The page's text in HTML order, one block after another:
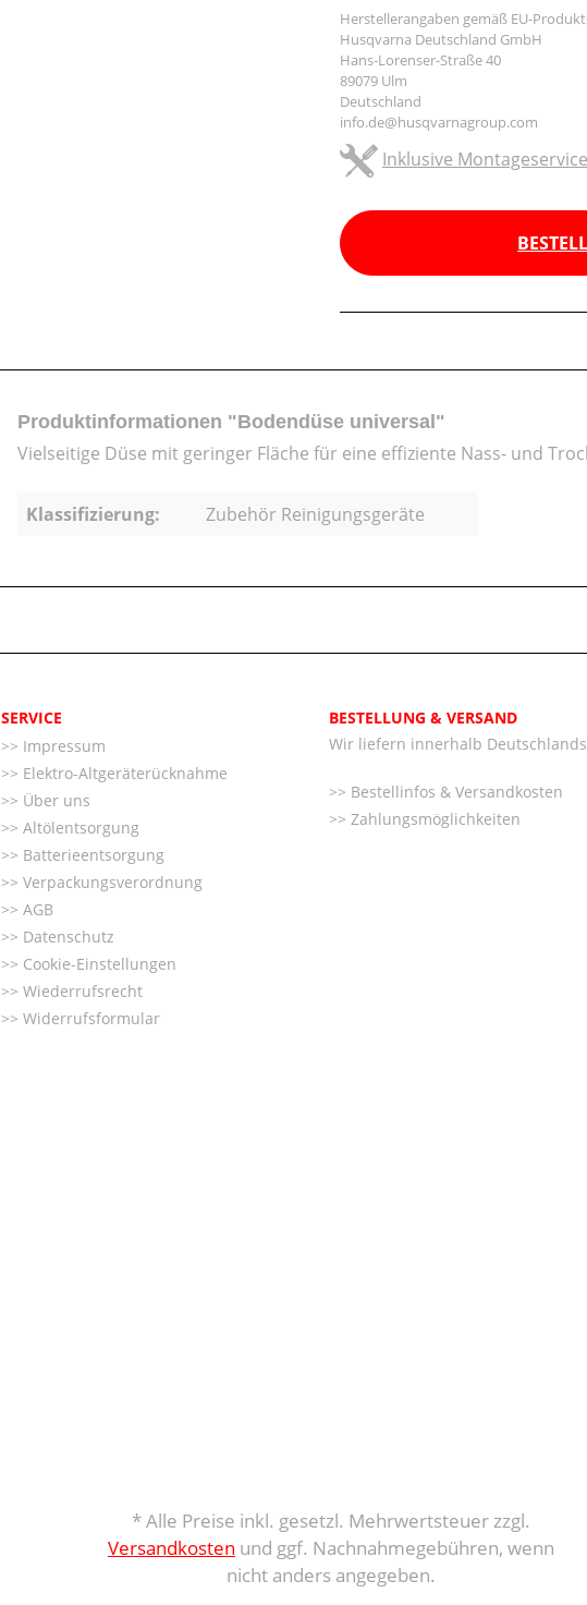
Herstellerangaben gemäß EU-
Husqvarna Deutschland GmbH
Hans-Lorenser-Straße 40
89079 Ulm
Deutschland
info.de@husqvarnagroup.com
Inklusive
Produktinformationen "Bodendüse universal"
Vielseitige Düse mit geringer Fläche für eine effiziente Nass- und
Klassifizierung: Zubehör Reinigungsgeräte
SERVICE
Impressum
Elektro-Altgeräterücknahme
Über uns
Altölentsorgung
Batterieentsorgung
Verpackungsverordnung
AGB
Datenschutz
Cookie-Einstellungen
Wiederrufsrecht
Widerrufsformular
BESTELLUNG & VERSAND
Wir liefern innerhalb Deutschlands
Bestellinfos & Versandkosten
Zahlungsmöglichkeiten
* Alle Preise inkl. gesetzl. Mehrwertsteuer zzgl.
Versandkosten und ggf. Nachnahmegebühren, wenn
nicht anders angegeben.